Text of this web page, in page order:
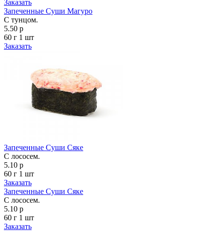
Заказать
Запеченные Суши Магуро
С тунцом.
5.50 р
60 г 1 шт
Заказать
Запеченные Суши Сяке
С лососем.
5.10 р
60 г 1 шт
Заказать
Запеченные Суши Сяке
С лососем.
5.10 р
60 г 1 шт
Заказать